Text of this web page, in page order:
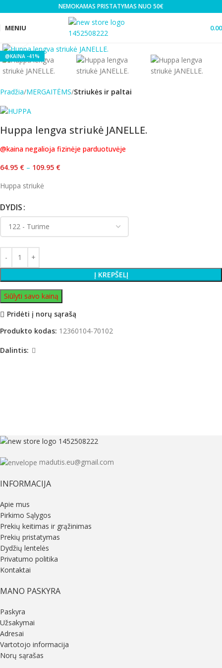
NEMOKAMAS PRISTATYMAS NUO 50€
MENIU
-41%
Click to enlarge
Pradžia MERGAITĖMS Striukės ir paltai
Huppa lengva striukė JANELLE.
@kaina negalioja fizinėje parduotuvėje
64.95 € – 109.95 €
Huppa striukė
DYDIS
Į KREPŠELĮ
Siūlyti savo kainą
Pridėti į norų sąrašą
Produkto kodas: 12360104-70102
Dalintis:
madutis.eu@gmail.com
INFORMACIJA
Apie mus
Pirkimo Sąlygos
Prekių keitimas ir grąžinimas
Prekių pristatymas
Dydžių lentelės
Privatumo politika
Kontaktai
MANO PASKYRA
Paskyra
Užsakymai
Adresai
Vartotojo informacija
Norų sąrašas